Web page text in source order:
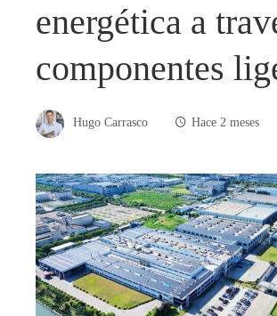
energética a
componentes
Hugo Carrasco Hace 2 meses